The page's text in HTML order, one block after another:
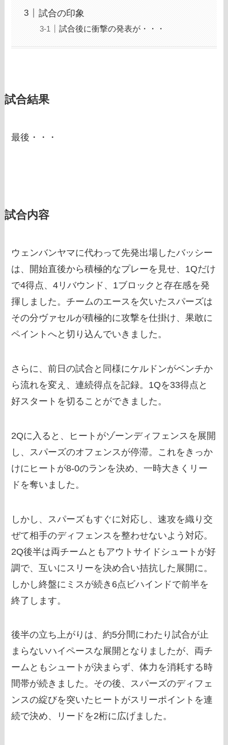
試合の印象
試合後に衝撃の発表が・・・
試合結果
最後・・・
試合内容
ウェンバンヤマに代わって先発出場したバッシー
は、開始直後から積極的なプレーを見せ、1Qだけ
で4得点、4リバウンド、1ブロックと存在感を発
揮しました。チームのエースを欠いたスパーズは
その分ヴァセルが積極的に攻撃を仕掛け、果敢に
ペイントへと切り込んでいきました。
さらに、前日の試合と同様にケルドンがベンチか
ら流れを変え、連続得点を記録。1Qを33得点と
好スタートを切ることができました。
2Qに入ると、ヒートがゾーンディフェンスを展開
し、スパーズのオフェンスが停滞。これをきっか
けにヒートが8-0のランを決め、一時大きくリー
ドを奪いました。
しかし、スパーズもすぐに対応し、速攻を織り交
ぜて相手のディフェンスを整わせないよう対応。
2Q後半は両チームともアウトサイドシュートが好
調で、互いにスリーを決め合い拮抗した展開に。
しかし終盤にミスが続き6点ビハインドで前半を
終了します。
後半の立ち上がりは、約5分間にわたり試合が止
まらないハイペースな展開となりましたが、両チ
ームともシュートが決まらず、体力を消耗する時
間帯が続きました。その後、スパーズのディフェ
ンスの綻びを突いたヒートがスリーポイントを連
続で決め、リードを2桁に広げました。